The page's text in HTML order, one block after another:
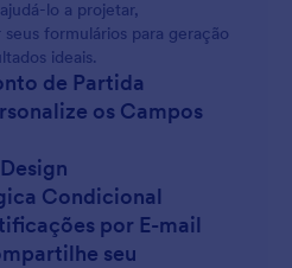
lo a projetar,
formulários para geração
ideais.
de Partida
os Campos
Condicional
por E-mail
seu